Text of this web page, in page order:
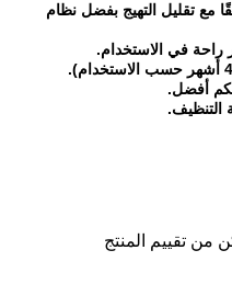
مع تقليل التهيج بفضل نظام
راحة في الاستخدام.
.
أفضل.
التنظيف.
من تقييم المنتج